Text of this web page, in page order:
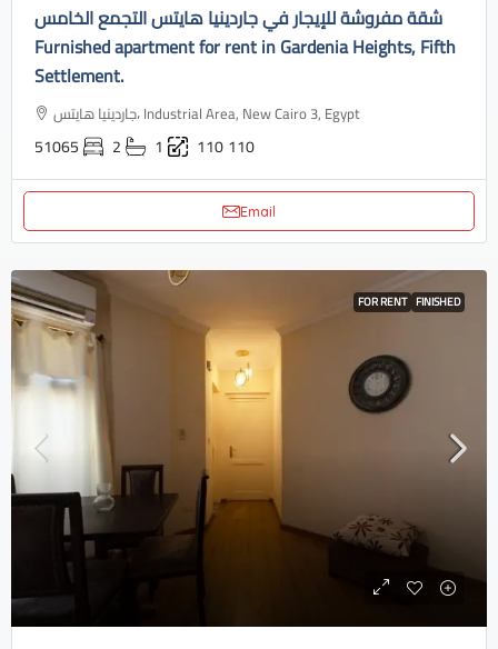
شقة مفروشة للإيجار في جاردينيا هايتس التجمع الخامس
Furnished apartment for rent in Gardenia Heights, Fifth
Settlement.
جاردينيا هايتس، Industrial Area, New Cairo 3, Egypt
51065 2 1 110110
Email
FOR RENT FINISHED